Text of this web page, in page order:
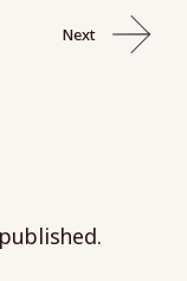
Next